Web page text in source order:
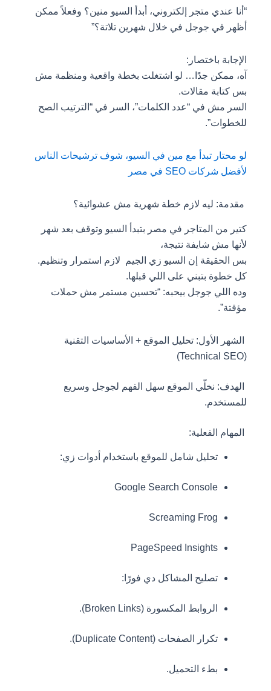
“أنا عندي متجر إلكتروني، أبدأ السيو منين؟ وفعلاً ممكن
أظهر في جوجل في خلال شهرين تلاتة؟”
الإجابة باختصار:
آه، ممكن جدًا… لو اشتغلت بخطة واقعية ومنظمة مش
بس كتابة مقالات.
السر مش في “عدد الكلمات”، السر في “الترتيب الصح
للخطوات”.
لو محتار تبدأ مع مين في السيو، شوف ترشيحات الناس
لأفضل شركات SEO في مصر
مقدمة: ليه لازم خطة شهرية مش عشوائية؟
كتير من المتاجر في مصر بتبدأ السيو وتوقف بعد شهر
لأنها مش شايفة نتيجة،
بس الحقيقة إن السيو زي الجيم لازم استمرار وتنظيم.
كل خطوة بتبني على اللي قبلها.
وده اللي جوجل بيحبه: “تحسين مستمر مش حملات
مؤقتة”.
الشهر الأول: تحليل الموقع + الأساسيات التقنية
الهدف: نخلّي الموقع سهل الفهم لجوجل وسريع
للمستخدم.
المهام الفعلية:
تحليل شامل للموقع باستخدام أدوات زي:
Google Search Console
Screaming Frog
PageSpeed Insights
تصليح المشاكل دي فورًا:
الروابط المكسورة (Broken Links).
تكرار الصفحات (Duplicate Content).
بطء التحميل.